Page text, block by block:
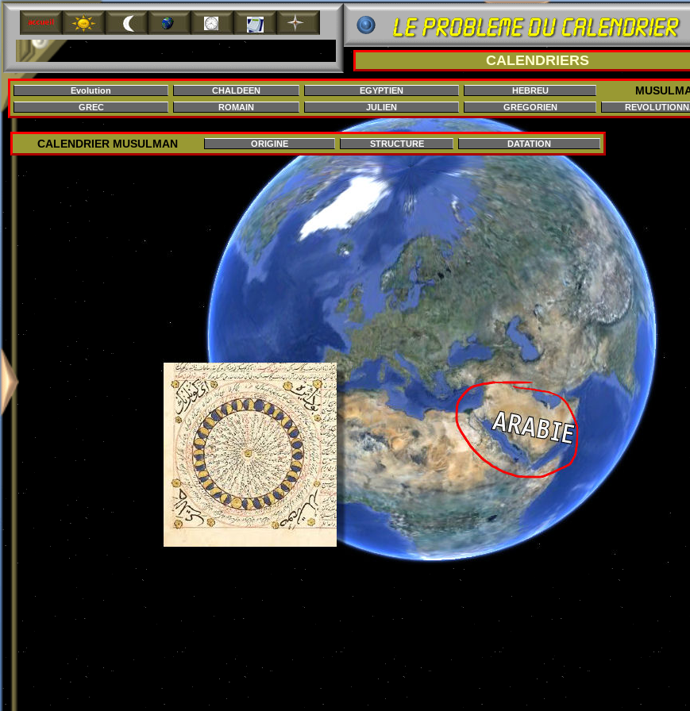
CALENDRIERS
Evolution CHALDEEN EGYPTIEN HEBREU
GREC ROMAIN JULIEN GREGORIEN
CALENDRIER MUSULMAN ORIGINE STRUCTURE DATATION
L'équateur est dans le plan de l'écliptique. Le Soleil est au zénith à midi solaire.>